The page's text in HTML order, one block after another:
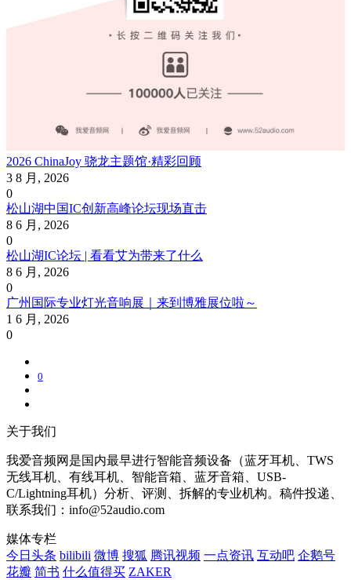
2026 ChinaJoy 骁龙主题馆·精彩回顾
3 8 月, 2026
0
松山湖中国IC创新高峰论坛现场直击
8 6 月, 2026
0
松山湖IC论坛 | 看看艾为带来了什么
8 6 月, 2026
0
广州国际专业灯光音响展｜来到博雅展位啦～
1 6 月, 2026
0
0
关于我们
我爱音频网是国内最早进行智能音频设备（蓝牙耳机、TWS
无线耳机、有线耳机、智能音箱、蓝牙音箱、USB-
C/Lightning耳机）分析、评测、拆解的专业机构。稿件投递、
联系我们：info@52audio.com
媒体专栏
今日头条 bilibili 微博 搜狐 腾讯视频 一点资讯 互动吧 企鹅号
花瓣 简书 什么值得买 ZAKER